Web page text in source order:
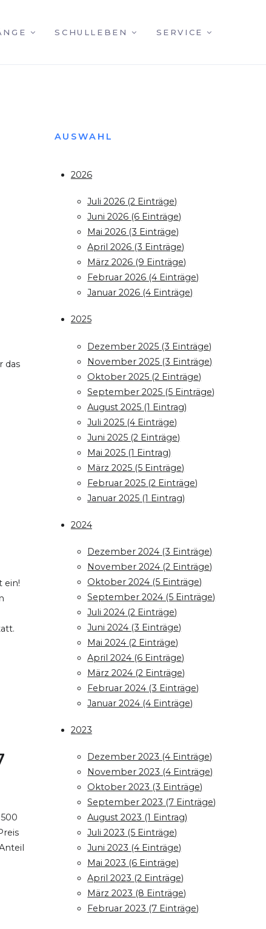
SCHULLEBEN SERVICE
das
ein!
AUSWAHL
2026
Juli 2026 (2 Einträge)
Juni 2026 (6 Einträge)
Mai 2026 (3 Einträge)
April 2026 (3 Einträge)
März 2026 (9 Einträge)
Februar 2026 (4 Einträge)
Januar 2026 (4 Einträge)
2025
Dezember 2025 (3 Einträge)
November 2025 (3 Einträge)
Oktober 2025 (2 Einträge)
September 2025 (5 Einträge)
August 2025 (1 Eintrag)
Juli 2025 (4 Einträge)
Juni 2025 (2 Einträge)
Mai 2025 (1 Eintrag)
März 2025 (5 Einträge)
Februar 2025 (2 Einträge)
Januar 2025 (1 Eintrag)
2024
Dezember 2024 (3 Einträge)
November 2024 (2 Einträge)
Oktober 2024 (5 Einträge)
September 2024 (5 Einträge)
Juli 2024 (2 Einträge)
Juni 2024 (3 Einträge)
Mai 2024 (2 Einträge)
April 2024 (6 Einträge)
März 2024 (2 Einträge)
Februar 2024 (3 Einträge)
Januar 2024 (4 Einträge)
2023
Dezember 2023 (4 Einträge)
November 2023 (4 Einträge)
Oktober 2023 (3 Einträge)
September 2023 (7 Einträge)
August 2023 (1 Eintrag)
Juli 2023 (5 Einträge)
Juni 2023 (4 Einträge)
Mai 2023 (6 Einträge)
April 2023 (2 Einträge)
März 2023 (8 Einträge)
Februar 2023 (7 Einträge)